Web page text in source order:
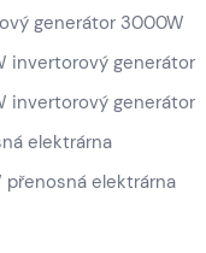
generátor 3000W
invertorový generátor
invertorový generátor
elektrárna
přenosná elektrárna